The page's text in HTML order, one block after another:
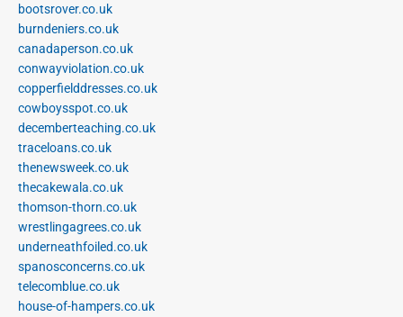
bootsrover.co.uk
burndeniers.co.uk
canadaperson.co.uk
conwayviolation.co.uk
copperfielddresses.co.uk
cowboysspot.co.uk
decemberteaching.co.uk
traceloans.co.uk
thenewsweek.co.uk
thecakewala.co.uk
thomson-thorn.co.uk
wrestlingagrees.co.uk
underneathfoiled.co.uk
spanosconcerns.co.uk
telecomblue.co.uk
house-of-hampers.co.uk